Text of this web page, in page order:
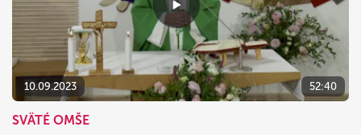
31 1 2 3 4 5 6
dnes vymazať zavrieť
10.09.2023 52:40
SVÄTÉ OMŠE